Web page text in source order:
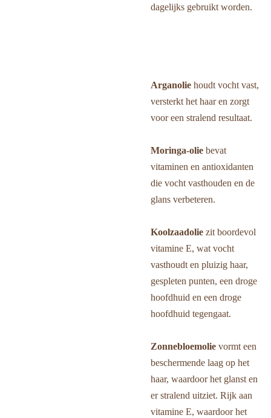
dagelijks gebruikt worden.
Arganolie houdt vocht vast,
versterkt het haar en zorgt
voor een stralend resultaat.
Moringa-olie bevat
vitaminen en antioxidanten
die vocht vasthouden en de
glans verbeteren.
Koolzaadolie zit boordevol
vitamine E, wat vocht
vasthoudt en pluizig haar,
gespleten punten, een droge
hoofdhuid en een droge
hoofdhuid tegengaat.
Zonnebloemolie vormt een
beschermende laag op het
haar, waardoor het glanst en
er stralend uitziet. Rijk aan
vitamine E, waardoor het